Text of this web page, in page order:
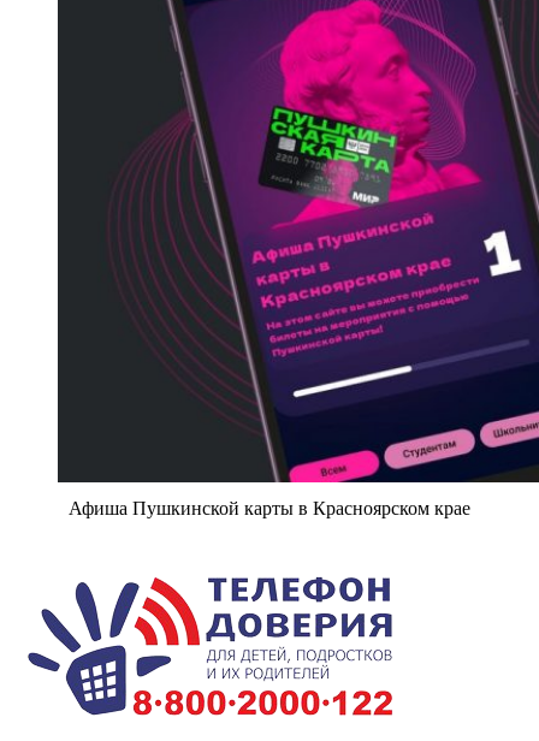
Афиша Пушкинской карты в Красноярском крае